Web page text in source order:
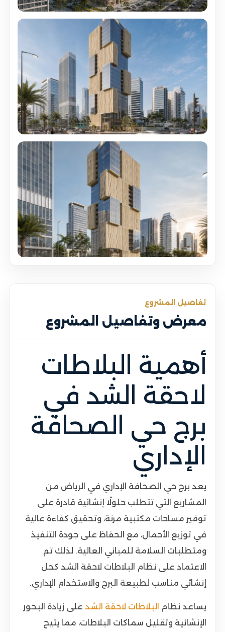
تفاصيل المشروع
معرض وتفاصيل المشروع
أهمية البلاطات
لاحقة الشد في
برج حي الصحافة
الإداري
يعد برج حي الصحافة الإداري في الرياض من
المشاريع التي تتطلب حلولًا إنشائية قادرة على
توفير مساحات مكتبية مرنة، وتحقيق كفاءة عالية
في توزيع الأحمال، مع الحفاظ على جودة التنفيذ
ومتطلبات السلامة للمباني العالية. لذلك تم
الاعتماد على نظام البلاطات لاحقة الشد كحل
إنشائي مناسب لطبيعة البرج والاستخدام الإداري.
يساعد نظام البلاطات لاحقة الشد على زيادة البحور
الإنشائية وتقليل سماكات البلاطات، مما يتيح